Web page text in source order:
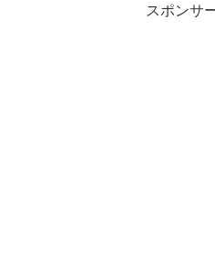
スポンサ